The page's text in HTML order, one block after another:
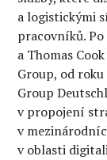
a logistickými
pracovníků.
a Thomas
Group, od
Group
v propojení
v
v oblasti